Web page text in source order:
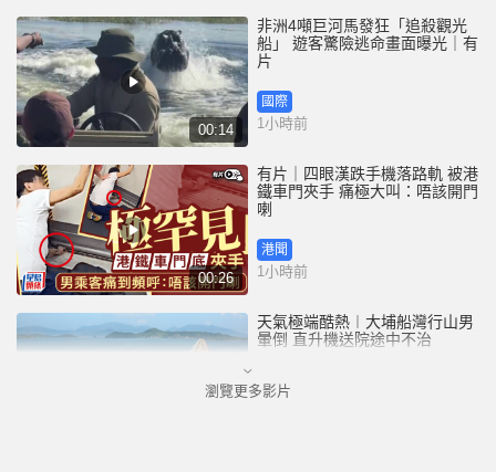
00:14
非洲4噸巨河馬發狂「追殺觀光
船」 遊客驚險逃命畫面曝光｜有
片
國際
1小時前
00:26
有片｜四眼漢跌手機落路軌 被港
鐵車門夾手 痛極大叫：唔該開門
喇
港聞
1小時前
天氣極端酷熱︱大埔船灣行山男
暈倒 直升機送院途中不治
港聞
瀏覽更多影片